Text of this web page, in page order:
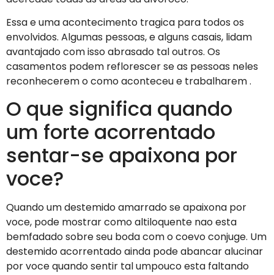
Essa e uma acontecimento tragica para todos os
envolvidos. Algumas pessoas, e alguns casais, lidam
avantajado com isso abrasado tal outros. Os
casamentos podem reflorescer se as pessoas neles
reconhecerem o como aconteceu e trabalharem .
O que significa quando
um forte acorrentado
sentar-se apaixona por
voce?
Quando um destemido amarrado se apaixona por
voce, pode mostrar como altiloquente nao esta
bemfadado sobre seu boda com o coevo conjuge. Um
destemido acorrentado ainda pode abancar alucinar
por voce quando sentir tal umpouco esta faltando